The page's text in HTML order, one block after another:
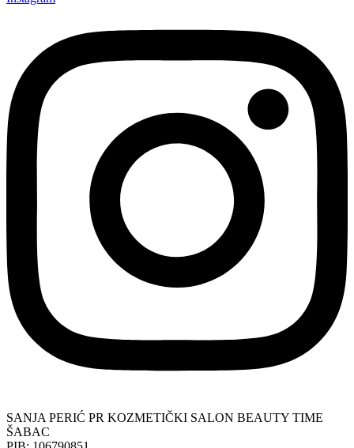
SANJA PERIĆ PR KOZMETIČKI SALON BEAUTY TIME
ŠABAC